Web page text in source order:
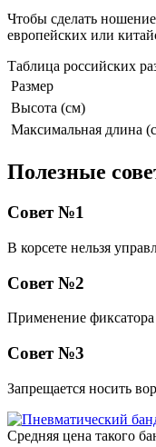
Чтобы сделать
европейских или
Таблица российских
Размер
Высота (см)
Максимальная длина
Полезные
Совет №1
В корсете нельзя
Совет №2
Применение фиксатора
Совет №3
Запрещается носить
Средняя цена такого